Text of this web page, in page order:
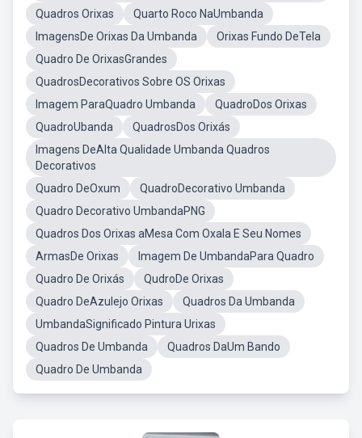
Quadros Orixas
Quarto Roco NaUmbanda
ImagensDe Orixas Da Umbanda
Orixas Fundo DeTela
Quadro De OrixasGrandes
QuadrosDecorativos Sobre OS Orixas
Imagem ParaQuadro Umbanda
QuadroDos Orixas
QuadroUbanda
QuadrosDos Orixás
Imagens DeAlta Qualidade Umbanda Quadros
Decorativos
Quadro DeOxum
QuadroDecorativo Umbanda
Quadro Decorativo UmbandaPNG
Quadros Dos Orixas aMesa Com Oxala E Seu Nomes
ArmasDe Orixas
Imagem De UmbandaPara Quadro
Quadro De Orixás
QudroDe Orixas
Quadro DeAzulejo Orixas
Quadros Da Umbanda
UmbandaSignificado Pintura Urixas
Quadros De Umbanda
Quadros DaUm Bando
Quadro De Umbanda